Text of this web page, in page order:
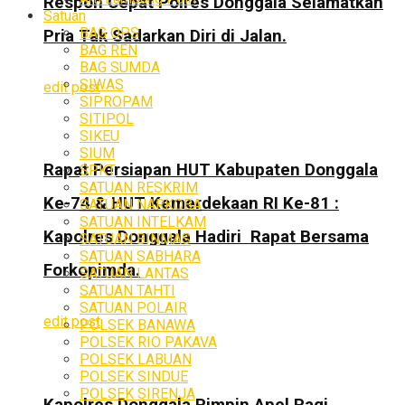
Pria Tak Sadarkan Diri di Jalan.
edit post
Rapat Persiapan HUT Kabupaten Donggala
Ke-74 & HUT Kemerdekaan RI Ke-81 :
Kapolres Donggala Hadiri Rapat Bersama
Forkopimda.
edit post
Satuan
BAG OPS
BAG REN
BAG SUMDA
SIWAS
SIPROPAM
SITIPOL
SIKEU
SIUM
SPKT
SATUAN RESKRIM
SATUAN NARKOBA
SATUAN INTELKAM
SATUAN BINMAS
SATUAN SABHARA
SATUAN LANTAS
SATUAN TAHTI
SATUAN POLAIR
POLSEK BANAWA
POLSEK RIO PAKAVA
POLSEK LABUAN
POLSEK SINDUE
POLSEK SIRENJA